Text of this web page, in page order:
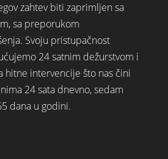
zahtev biti zaprimljen sa
sa preporukom
Svoju pristupačnost
24 satnim dežurstvom i
hitne intervencije što nas čini
24 sata dnevno, sedam
dana u godini.